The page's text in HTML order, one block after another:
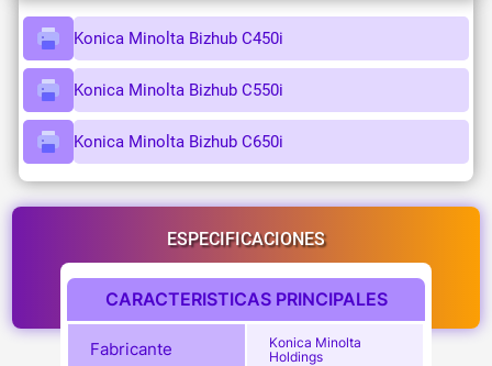
Konica Minolta Bizhub C450i
Konica Minolta Bizhub C550i
Konica Minolta Bizhub C650i
ESPECIFICACIONES
CARACTERISTICAS PRINCIPALES
Fabricante
Konica Minolta
Holdings